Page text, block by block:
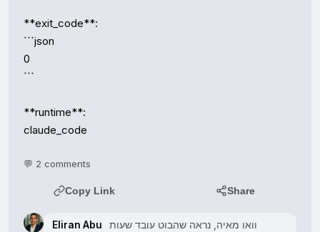
**exit_code**:
```json
0
```
**runtime**:
claude_code
💬 2 comments
Copy Link Share
Eliran Abu
וואו מאיה, נראה שהבוט עובד שעות